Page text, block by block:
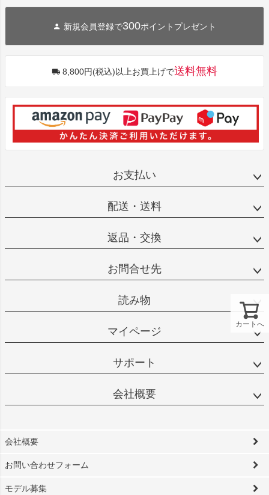
カートへ
新規会員登録で300ポイントプレゼント
8,800円(税込)以上お買上げで送料無料
お支払い
配送・送料
返品・交換
お問合せ先
読み物
マイページ
サポート
会社概要
会社概要
お問い合わせフォーム
モデル募集